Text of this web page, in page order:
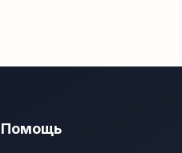
Помощь